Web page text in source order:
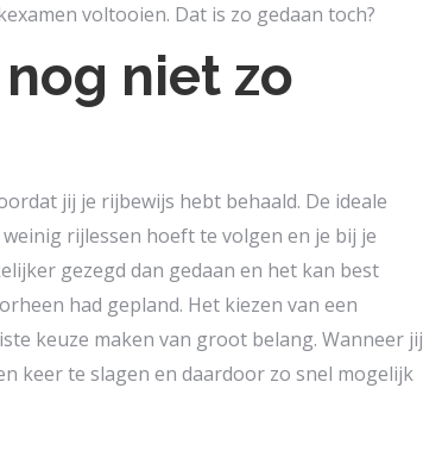
voltooien. Dat is zo gedaan toch?
niet zo
jij je rijbewijs hebt behaald. De ideale
rijlessen hoeft te volgen en je bij je
gezegd dan gedaan en het kan best
had gepland. Het kiezen van een
keuze maken van groot belang. Wanneer jij
keer te slagen en daardoor zo snel mogelijk